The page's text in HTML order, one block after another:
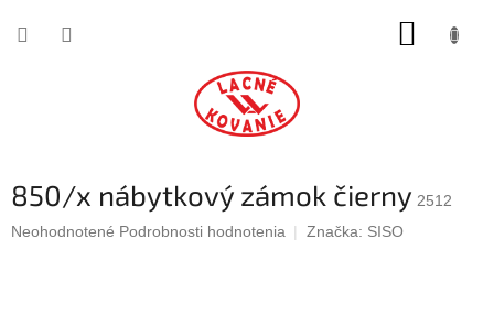
850/x nábytkový zámok čierny 2512
Priemerné
Neohodnotené Podrobnosti hodnotenia Značka: SISO